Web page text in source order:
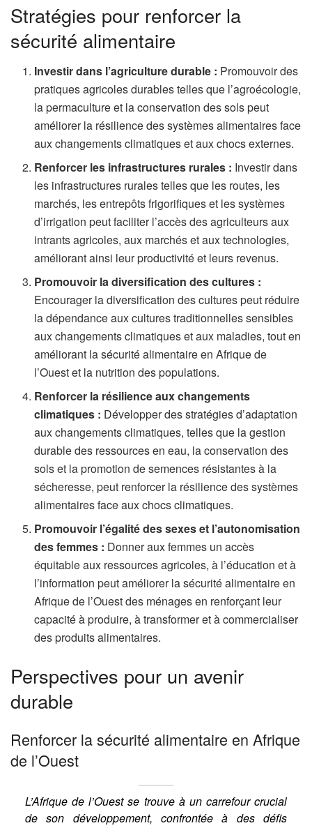
Stratégies pour renforcer la
sécurité alimentaire
Investir dans l’agriculture durable : Promouvoir des
pratiques agricoles durables telles que l’agroécologie,
la permaculture et la conservation des sols peut
améliorer la résilience des systèmes alimentaires face
aux changements climatiques et aux chocs externes.
Renforcer les infrastructures rurales : Investir dans
les infrastructures rurales telles que les routes, les
marchés, les entrepôts frigorifiques et les systèmes
d’irrigation peut faciliter l’accès des agriculteurs aux
intrants agricoles, aux marchés et aux technologies,
améliorant ainsi leur productivité et leurs revenus.
Promouvoir la diversification des cultures :
Encourager la diversification des cultures peut réduire
la dépendance aux cultures traditionnelles sensibles
aux changements climatiques et aux maladies, tout en
améliorant la sécurité alimentaire en Afrique de
l’Ouest et la nutrition des populations.
Renforcer la résilience aux changements
climatiques : Développer des stratégies d’adaptation
aux changements climatiques, telles que la gestion
durable des ressources en eau, la conservation des
sols et la promotion de semences résistantes à la
sécheresse, peut renforcer la résilience des systèmes
alimentaires face aux chocs climatiques.
Promouvoir l’égalité des sexes et l’autonomisation
des femmes : Donner aux femmes un accès
équitable aux ressources agricoles, à l’éducation et à
l’information peut améliorer la sécurité alimentaire en
Afrique de l’Ouest des ménages en renforçant leur
capacité à produire, à transformer et à commercialiser
des produits alimentaires.
Perspectives pour un avenir
durable
Renforcer la sécurité alimentaire en Afrique
de l’Ouest
L’Afrique de l’Ouest se trouve à un carrefour crucial
de son développement, confrontée à des défis